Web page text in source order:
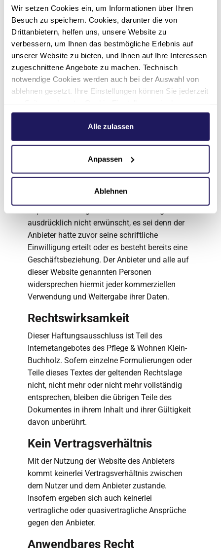
Wir setzen Cookies ein, um Informationen über Ihren
Besuch zu speichern. Cookies, darunter die von
Drittanbietern, helfen uns, unsere Website zu
verbessern, um Ihnen das bestmögliche Erlebnis auf
unserer Website zu bieten, und Ihnen auf Ihre Interessen
zugeschnittene Angebote zu machen. Technisch
notwendige Cookies werden auch bei der Auswahl von
ablehnen gesetzt. Ihre Einstellungen können Sie jederzeit
Weitere Informationen hierzu finden Sie in unserer
.
Alle zulassen
Anpassen
Ablehnen
Publikationen ist ohne ausdrückliche
Zustimmung des Pflege & Wohnen Klein-
Buchholz nicht gestattet. Lediglich die
Herstellung von Kopien und Downloads für den
persönlichen, privaten und nicht kommerziellen
Gebrauch ist erlaubt.
Datenschutz
Daten (E-Mail-Adresse, Namen, Anschriften)
besteht, erfolgt diese freiwillig. Das Pflege &
dass sie persönliche Daten nicht an Dritte
weitergibt.
ausdrücklich nicht erwünscht, es sei denn der
Anbieter hatte zuvor seine schriftliche
Einwilligung erteilt oder es besteht bereits eine
Geschäftsbeziehung. Der Anbieter und alle auf
dieser Website genannten Personen
widersprechen hiermit jeder kommerziellen
Verwendung und Weitergabe ihrer Daten.
Rechtswirksamkeit
Dieser Haftungsausschluss ist Teil des
Internetangebotes des Pflege & Wohnen Klein-
Buchholz. Sofern einzelne Formulierungen oder
Teile dieses Textes der geltenden Rechtslage
nicht, nicht mehr oder nicht mehr vollständig
entsprechen, bleiben die übrigen Teile des
Dokumentes in ihrem Inhalt und ihrer Gültigkeit
davon unberührt.
Kein Vertragsverhältnis
Mit der Nutzung der Website des Anbieters
kommt keinerlei Vertragsverhältnis zwischen
dem Nutzer und dem Anbieter zustande.
Insofern ergeben sich auch keinerlei
vertragliche oder quasivertragliche Ansprüche
gegen den Anbieter.
Anwendbares Recht